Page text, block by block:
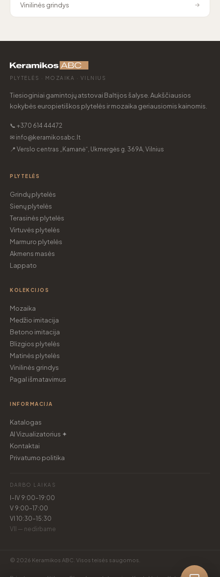
Vinilinės grindys →
PLYTELĖS · MOZAIKA · VILNIUS
Tiesioginiai gamintojų atstovai Baltijos šalyse. Aukščiausios
kokybės europietiškos plytelės ir mozaika geriausiomis kainomis.
📞 +370 614 44472
✉ info@keramikosabc.lt
📍 Verslo centras „Kamanė“, Ukmergės g. 369A, Vilnius
PLYTELĖS
Grindų plytelės
Sienų plytelės
Terasinės plytelės
Virtuvės plytelės
Marmuro plytelės
Akmens masės
Lappato
KOLEKCIJOS
Mozaika
Medžio imitacija
Betono imitacija
Blizgios plytelės
Matinės plytelės
Vinilinės grindys
Pagal išmatavimus
INFORMACIJA
Katalogas
AI Vizualizatorius ✦
Kontaktai
Privatumo politika
DARBO LAIKAS
I–IV 9:00–19:00
V 9:00–17:00
VI 10:30–15:30
VII — nedirbame
© 2026 Keramikos ABC. Visos teisės saugomos.